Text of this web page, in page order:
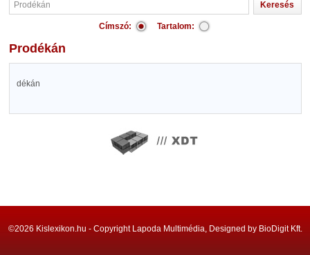
Címszó: Tartalom:
Prodékán
dékán
©2026 Kislexikon.hu - Copyright Lapoda Multimédia, Designed by BioDigit Kft.